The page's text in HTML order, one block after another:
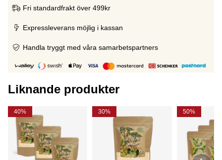
Fri standardfrakt över 499kr
Expressleverans möjlig i kassan
Handla tryggt med våra samarbetspartners
Liknande produkter
40% 30% 50%